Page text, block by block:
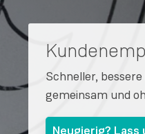
Schneller,
gemeinsam und
Neugierig? Lass